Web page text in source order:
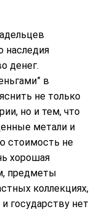
наследия
денег.
в
не только
но и тем, что
метали и
стоимость не
хорошая
предметы
коллекциях,
государству нет